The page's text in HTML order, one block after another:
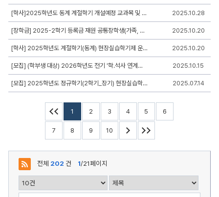
번
호,
제
목,
작
자,
등
록
일,
조
회,
[학사]2025학년도 동계 계절학기 개설예정 교과목 및 수강신청 일정 안내 2025.10.28
[장학금] 2025-2학기 등록금 재원 공통장학생(가족, 국가유공자, 장애학생)선발 안내 2025.10.20
[학사] 2025학년도 계절학기(동계) 현장실습학기제 운영 안내 2025.10.20
[모집] (학부생 대상) 2026학년도 전기 '학.석사 연계과정' 및 '학.석.박'사 연계과정 2025.10.15
[모집] 2025학년도 정규학기(2학기_장기) 현장실습학기제 운영 계획 2025.07.14
1 2 3 4 5 6
7 8 9 10
전체 202 건 1/21페이지